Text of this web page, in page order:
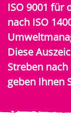
ISO 9001 für
nach ISO
Diese
Streben
geben Ihnen